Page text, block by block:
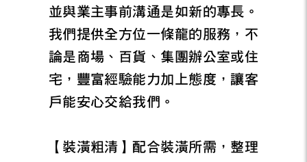
並與業主事前溝通是如新的專長。
我們提供全方位一條龍的服務，不
論是商場、百貨、集團辦公室或住
宅，豐富經驗能力加上態度，讓客
戶能安心交給我們。
【裝潢粗清】配合裝潢所需，整理